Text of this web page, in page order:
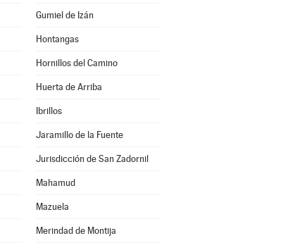
Gumiel de Izán
Hontangas
Hornillos del Camino
Huerta de Arriba
Ibrillos
Jaramillo de la Fuente
Jurisdicción de San Zadornil
Mahamud
Mazuela
Merindad de Montija